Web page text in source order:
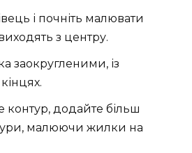
і почніть малювати
з центру.
заокругленими, із
контур, додайте більш
малюючи жилки на